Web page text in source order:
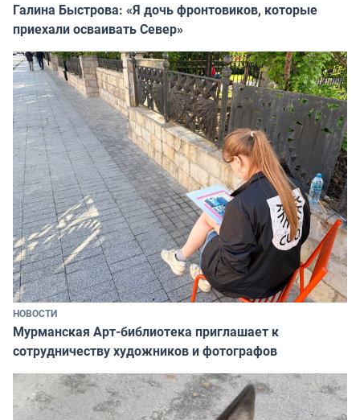
Галина Быстрова: «Я дочь фронтовиков, которые
приехали осваивать Север»
НОВОСТИ
Мурманская Арт-библиотека приглашает к
сотрудничеству художников и фотографов